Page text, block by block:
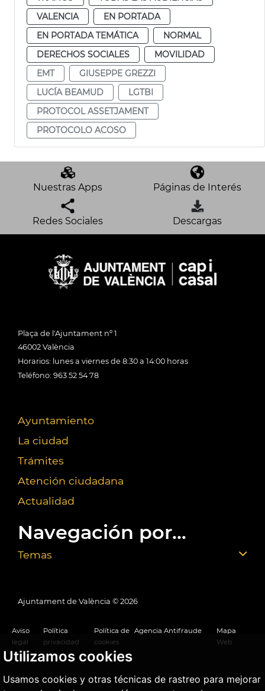
Utilizamos cookies
Usamos cookies y otras técnicas de rastreo para mejorar
VALENCIA
EN PORTADA
EN PORTADA TEMÁTICA
NORMAL
DERECHOS SOCIALES
MOVILIDAD
EMT
GIUSEPPE GREZZI
LUCÍA BEAMUD
LGTBI
PROTOCOL ASSETJAMENT
PROTOCOLO ACOSO
Nuestras Apps Páginas de Interés
Redes Sociales Descargas
Plaça de l'Ajuntament nº 1
46002 València
Horarios: lunes a viernes de 8:30 a 14:00 horas
Teléfono: 963 52 54 78
Ayuntamiento
La ciudad
Trámites
Atención ciudadana
Actualidad
Navegación por...
Temas
Ajuntament de València © 2026
Aviso
legal
Política
privacidad
Política de
cookies
Agencia Antifraude
Mapa
Web